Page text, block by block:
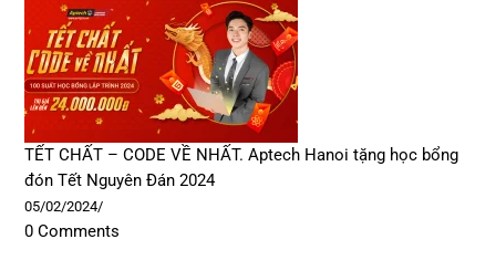
TẾT CHẤT – CODE VỀ NHẤT. Aptech Hanoi tặng học bổng
đón Tết Nguyên Đán 2024
05/02/2024/
0 Comments